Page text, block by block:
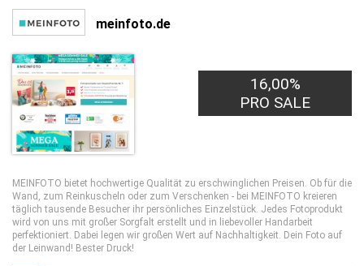
meinfoto.de
16,00%
PRO SALE
MEINFOTO bietet hochwertige Qualität zu erschwinglichen Preisen. Ob für die
Wand, zum Reinkuscheln oder zum Verschenken - bei MEINFOTO kreieren
täglich tausende Besucher ihr persönliches Einzelstück. Jedes Fotoprodukt
wird von uns mit großer Sorgfalt erstellt und in liebevoller Handarbeit
perfektioniert. Dabei legen wir großen Wert auf Nachhaltigkeit. Dein Foto auf
der Leinwand! Bester Druck!